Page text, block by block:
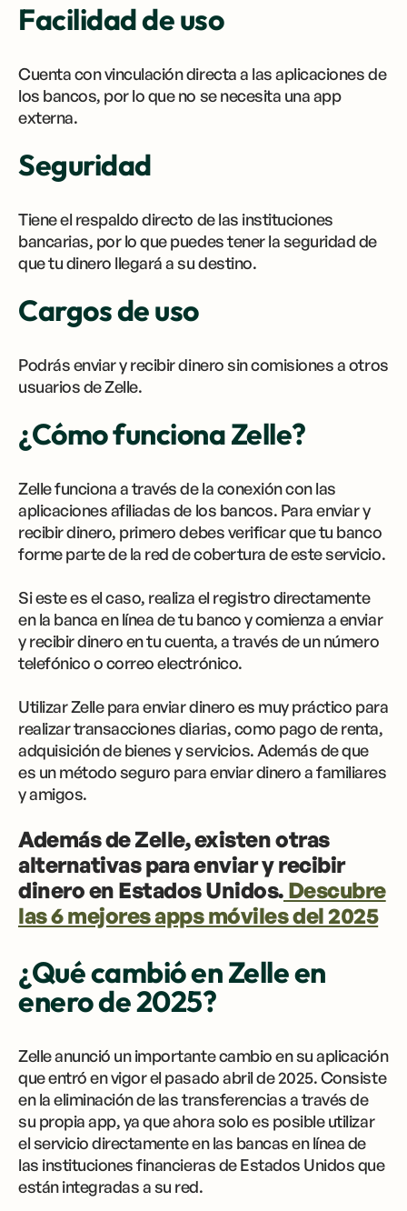
Facilidad de uso
Cuenta con vinculación directa a las aplicaciones de
los bancos, por lo que no se necesita una app
externa.
Seguridad
Tiene el respaldo directo de las instituciones
bancarias, por lo que puedes tener la seguridad de
que tu dinero llegará a su destino.
Cargos de uso
Podrás enviar y recibir dinero sin comisiones a otros
usuarios de Zelle.
¿Cómo funciona Zelle?
Zelle funciona a través de la conexión con las
aplicaciones afiliadas de los bancos. Para enviar y
recibir dinero, primero debes verificar que tu banco
forme parte de la red de cobertura de este servicio.
Si este es el caso, realiza el registro directamente
en la banca en línea de tu banco y comienza a enviar
y recibir dinero en tu cuenta, a través de un número
telefónico o correo electrónico.
Utilizar Zelle para enviar dinero es muy práctico para
realizar transacciones diarias, como pago de renta,
adquisición de bienes y servicios. Además de que
es un método seguro para enviar dinero a familiares
y amigos.
Además de Zelle, existen otras
alternativas para enviar y recibir
dinero en Estados Unidos. Descubre
las 6 mejores apps móviles del 2025
¿Qué cambió en Zelle en
enero de 2025?
Zelle anunció un importante cambio en su aplicación
que entró en vigor el pasado abril de 2025. Consiste
en la eliminación de las transferencias a través de
su propia app, ya que ahora solo es posible utilizar
el servicio directamente en las bancas en línea de
las instituciones financieras de Estados Unidos que
están integradas a su red.